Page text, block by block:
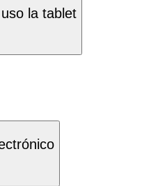
la tablet